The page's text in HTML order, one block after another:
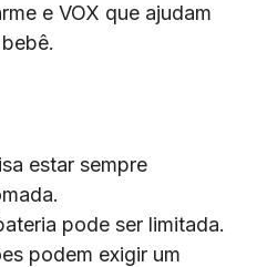
e VOX que ajudam
estar sempre
pode ser limitada.
podem exigir um